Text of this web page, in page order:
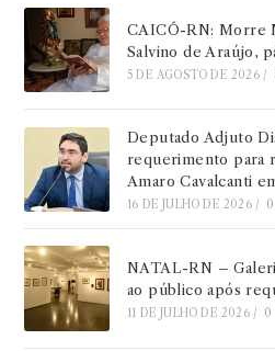
CAICÓ-RN: Morre
Salvino de Araújo,
5 DE AGOSTO DE 2026 /
Deputado Adjuto
requerimento para
Amaro Cavalcanti
16 DE JULHO DE 2026 /
NATAL-RN –
ao público após
11 DE JULHO DE 2026 / 0